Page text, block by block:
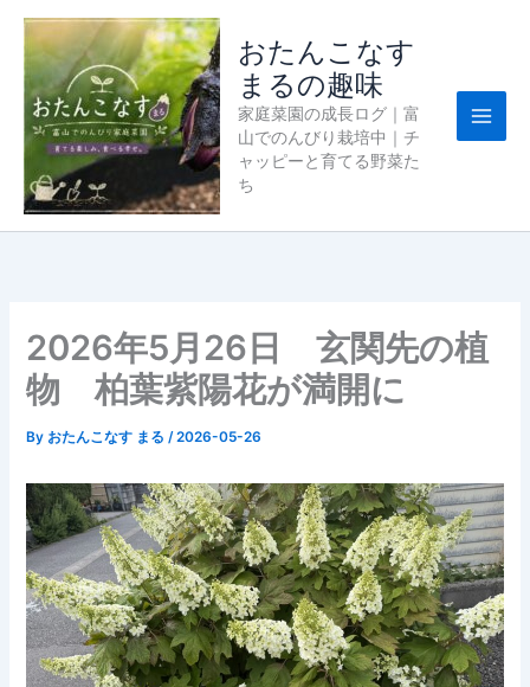
おたんこなす
まるの趣味
家庭菜園の成長ログ｜富
山でのんびり栽培中｜チ
ャッピーと育てる野菜た
ち
2026年5月26日 玄関先の植
物 柏葉紫陽花が満開に
By おたんこなす まる/2026-05-26